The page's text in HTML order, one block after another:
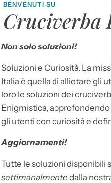
BENVENUTI SU
Cruciverba
Non solo soluzioni!
Soluzioni e Curiosità. La
Italia è quella di allietare gli
loro le soluzioni dei
Enigmistica, approfondendo
gli utenti con curiosità e
Aggiornamenti!
Tutte le soluzioni disponibili
settimanalmente dalla